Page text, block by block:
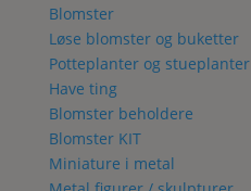
Blomster
Løse blomster og buketter
Potteplanter og stueplanter
Have ting
Blomster beholdere
Blomster KIT
Miniature i metal